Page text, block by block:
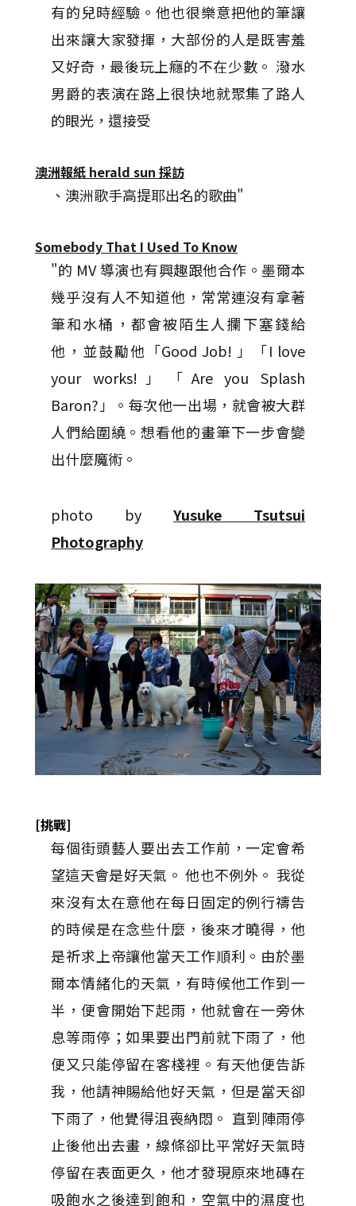
有的兒時經驗。他也很樂意把他的筆讓
出來讓大家發揮，大部份的人是既害羞
又好奇，最後玩上癮的不在少數。 潑水
男爵的表演在路上很快地就聚集了路人
的眼光，還接受
澳洲報紙 herald sun 採訪
、澳洲歌手高提耶出名的歌曲"
Somebody That I Used To Know
"的 MV 導演也有興趣跟他合作。墨爾本
幾乎沒有人不知道他，常常連沒有拿著
筆和水桶，都會被陌生人攔下塞錢給
他，並鼓勵他「Good Job! 」「I love
your works!」「Are you Splash
Baron?」。每次他一出場，就會被大群
人們給圍繞。想看他的畫筆下一步會變
出什麼魔術。
photo by Yusuke Tsutsui
Photography
[挑戰]
每個街頭藝人要出去工作前，一定會希
望這天會是好天氣。 他也不例外。 我從
來沒有太在意他在每日固定的例行禱告
的時候是在念些什麼，後來才曉得，他
是祈求上帝讓他當天工作順利。由於墨
爾本情緒化的天氣，有時候他工作到一
半，便會開始下起雨，他就會在一旁休
息等雨停；如果要出門前就下雨了，他
便又只能停留在客棧裡。有天他便告訴
我，他請神賜給他好天氣，但是當天卻
下雨了，他覺得沮喪納悶。 直到陣雨停
止後他出去畫，線條卻比平常好天氣時
停留在表面更久，他才發現原來地磚在
吸飽水之後達到飽和，空氣中的濕度也